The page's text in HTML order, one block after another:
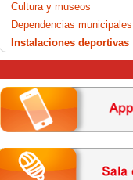
Cultura y museos
Dependencias municipales
Instalaciones deportivas